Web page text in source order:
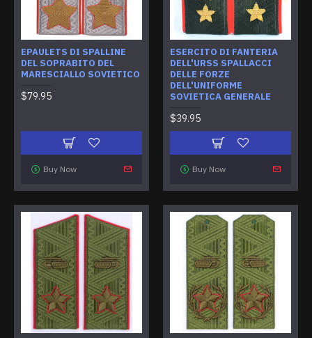
EPAULETS DI SPALLINE
DEL SOPRABITO DEL
MARESCIALLO SOVIETICO
$79.95
Buy Now
ESERCITO DI FANTERIA
DELL'URSS SPALLACCI
DELLE FORZE
DELL'UNIFORME
SOVIETICA GENERALE
$39.95
Buy Now